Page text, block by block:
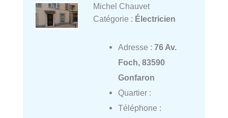
Michel Chauvet
Catégorie : Électricien
Adresse : 76 Av.
Foch, 83590
Gonfaron
Quartier :
Téléphone :